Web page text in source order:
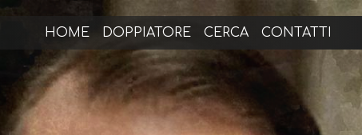
HOME DOPPIATORE CERCA CONTATTI